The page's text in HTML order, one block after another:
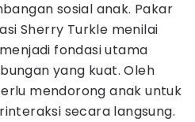
sosial anak. Pakar
Sherry Turkle menilai
fondasi utama
yang kuat. Oleh
mendorong anak untuk
secara langsung.